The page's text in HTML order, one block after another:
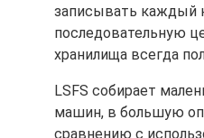
записывать каждый
последовательную
хранилища всегда
LSFS собирает
машин, в большую
сравнению с